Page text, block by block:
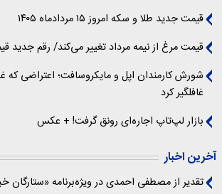
قیمت جدید طلا و سکه امروز ۱۵ مردادماه ۱۴۰۵
قیمت مرغ از نیمه مرداد تغییر می‌کند/ رقم جدید
شورش کارمندان اپل و مایکروسافت؛ اعتراضی که
غافلگیر کرد
بازار لپ‌تاپ اجاره‌ای رونق گرفت! + عکس
آخرین اخبار
تقدیر از مصطفی احمدی در ویژه‌برنامه «ستارگان